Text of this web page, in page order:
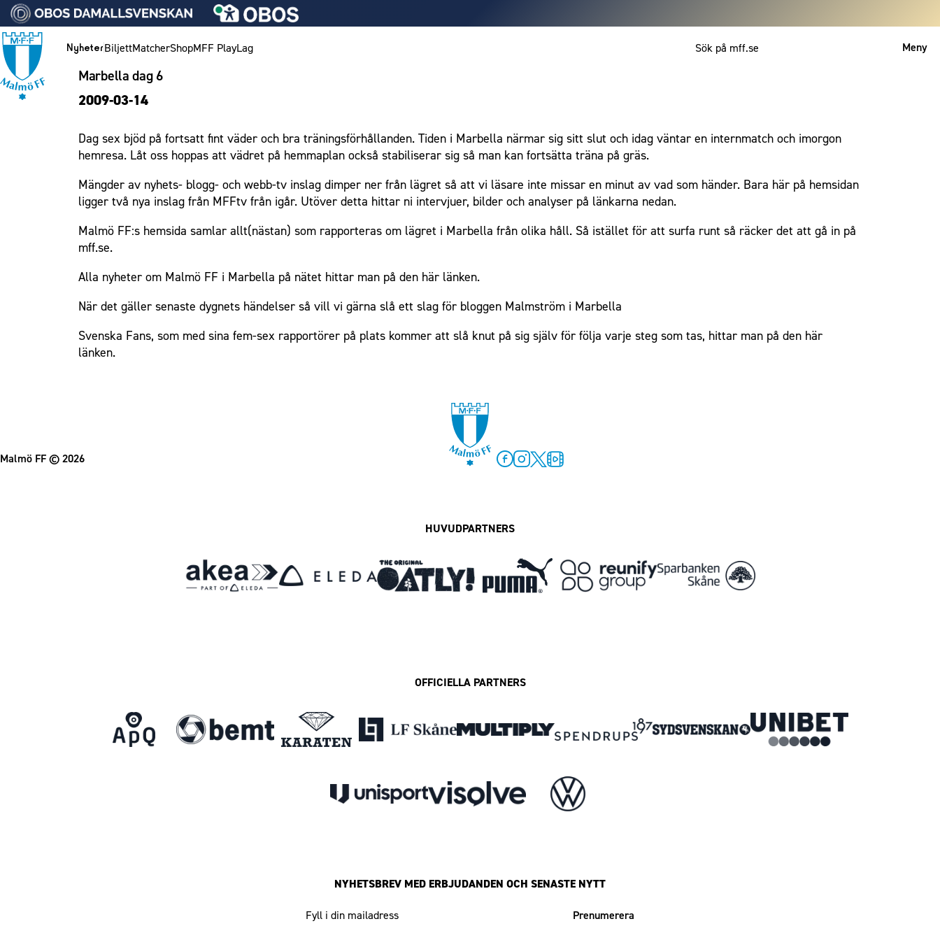
Vidare till innehållet
NyheterBiljettMatcherShopMFF PlayLag Meny
Nyheter
Nyheter
Kalender
Biljett
Årskort herr
Mitt MFF
Biljetter till bortamatcher
Biljettvillkor
Lag och spelare
Lag
Herrlaget
Ledarstab
Spelare
Ledarstab
Medlemskap i Malmö FF
Årsmöte 2026
Ungdom
MFF Ungdom
Sommarfotboll
Fotbollsskolan
P19
P17
F17
Malmö Trophy
Bli företagspartner
Nätverket
Partner dam
Eleda Stadion
Eleda Stadion
Erics Bar & Restaurang
MFF-museet & rundvandringar
1910 Event
1910 Event
Fest & Event
Möte
Sommarfest
Inspiration
Vanliga frågor om 1910 Event
Hållbarhet
Hållbarhet
Himmelsblå framtid – en match för miljön
Laget för alla
Himmelsblå Tillsammans
Karriärakademin
Grundskolefotboll mot rasismer
Skolakademier
Fonder
Om Malmö FF
Om Malmö FF
Kontakt
Historik – herrlaget
Historik – damlaget
Närstående organisationer
Policydokument
Personuppgiftspolicy
Marbella dag 6
2009-03-14
Dag sex bjöd på fortsatt fint väder och bra träningsförhållanden. Tiden i Marbella närmar sig sitt slut och idag väntar en internmatch och imorgon
hemresa. Låt oss hoppas att vädret på hemmaplan också stabiliserar sig så man kan fortsätta träna på gräs.
Mängder av nyhets- blogg- och webb-tv inslag dimper ner från lägret så att vi läsare inte missar en minut av vad som händer. Bara här på hemsidan
ligger två nya inslag från MFFtv från igår. Utöver detta hittar ni intervjuer, bilder och analyser på länkarna nedan.
Malmö FF:s hemsida samlar allt(nästan) som rapporteras om lägret i Marbella från olika håll. Så istället för att surfa runt så räcker det att gå in på
mff.se.
Alla nyheter om Malmö FF i Marbella på nätet hittar man på den här länken.
När det gäller senaste dygnets händelser så vill vi gärna slå ett slag för bloggen Malmström i Marbella
Svenska Fans, som med sina fem-sex rapportörer på plats kommer att slå knut på sig själv för följa varje steg som tas, hittar man på den här
länken.
Malmö FF© 2026
HUVUDPARTNERS
OFFICIELLA PARTNERS
NYHETSBREV MED ERBJUDANDEN OCH SENASTE NYTT